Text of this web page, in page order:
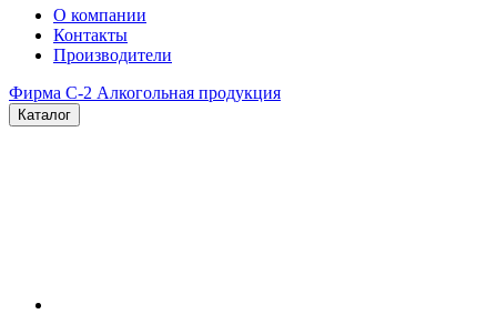
О компании
Контакты
Производители
Фирма C-2 Алкогольная продукция
Каталог